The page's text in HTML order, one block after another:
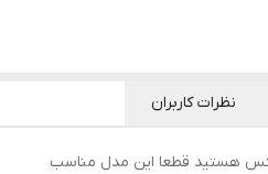
نظرات کاربران
هستید قطعا این مدل مناسب